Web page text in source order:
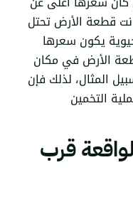
قطعة الأرض تحتل
يكون سعرها
الأرض في مكان
المثال، لذلك فإن
التخمين
قرب